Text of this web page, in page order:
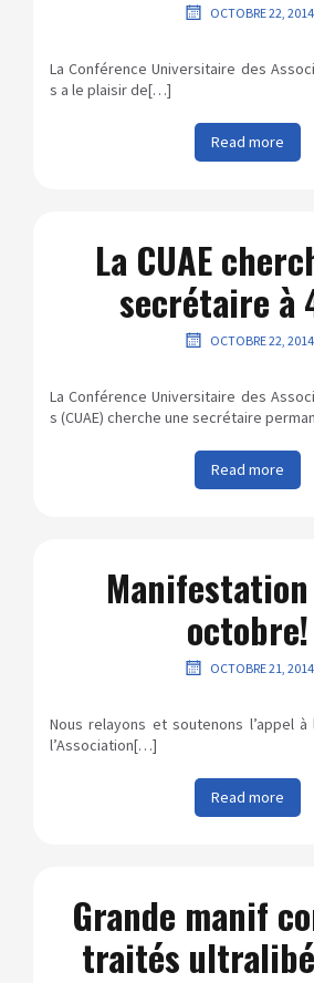
OCTOBRE 22, 2014
La Conférence Universitaire des
s a le plaisir de[…]
Read more
La CUAE
secrétaire à
OCTOBRE 22, 2014
La Conférence Universitaire des
s (CUAE) cherche une secrétaire
Read more
octobre!
OCTOBRE 21, 2014
Nous relayons et soutenons l’appel
l’Association[…]
Read more
Grande manif
traités